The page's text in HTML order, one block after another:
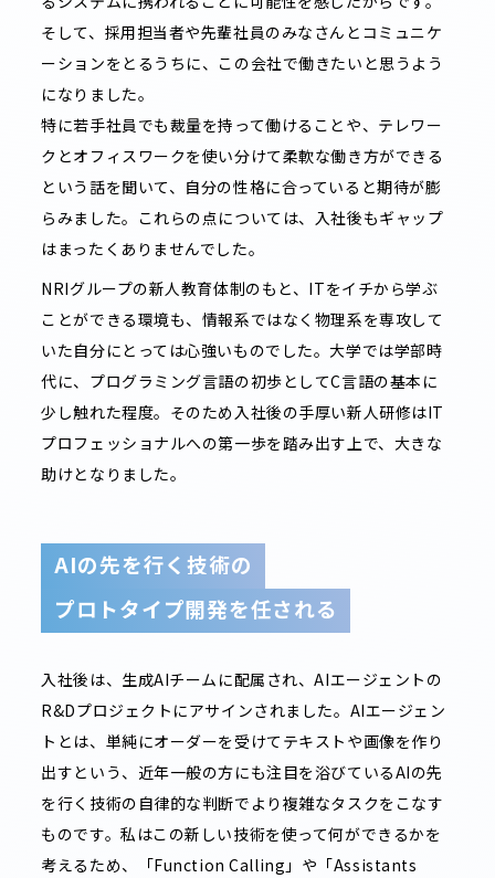
そして、採用担当者や先輩社員のみなさんとコミュニケ
ーションをとるうちに、この会社で働きたいと思うよう
になりました。
特に若手社員でも裁量を持って働けることや、テレワー
クとオフィスワークを使い分けて柔軟な働き方ができる
という話を聞いて、自分の性格に合っていると期待が膨
らみました。これらの点については、入社後もギャップ
はまったくありませんでした。
NRIグループの新人教育体制のもと、ITをイチから学ぶ
ことができる環境も、情報系ではなく物理系を専攻して
いた自分にとっては心強いものでした。大学では学部時
代に、プログラミング言語の初歩としてC言語の基本に
少し触れた程度。そのため入社後の手厚い新人研修はIT
プロフェッショナルへの第一歩を踏み出す上で、大きな
助けとなりました。
AIの先を行く技術の
プロトタイプ開発を任される
入社後は、生成AIチームに配属され、AIエージェントの
R&Dプロジェクトにアサインされました。AIエージェン
トとは、単純にオーダーを受けてテキストや画像を作り
出すという、近年一般の方にも注目を浴びているAIの先
を行く技術の自律的な判断でより複雑なタスクをこなす
ものです。私はこの新しい技術を使って何ができるかを
考えるため、「Function Calling」や「Assistants